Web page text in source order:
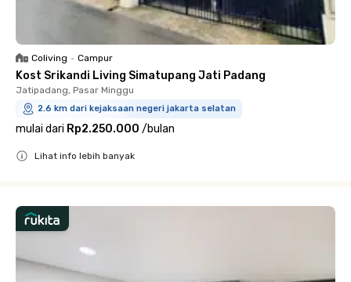
Coliving • Campur
Kost Srikandi Living Simatupang Jati Padang
Jatipadang, Pasar Minggu
2.6 km dari kejaksaan negeri jakarta selatan
mulai dari Rp2.250.000 /bulan
Lihat info lebih banyak